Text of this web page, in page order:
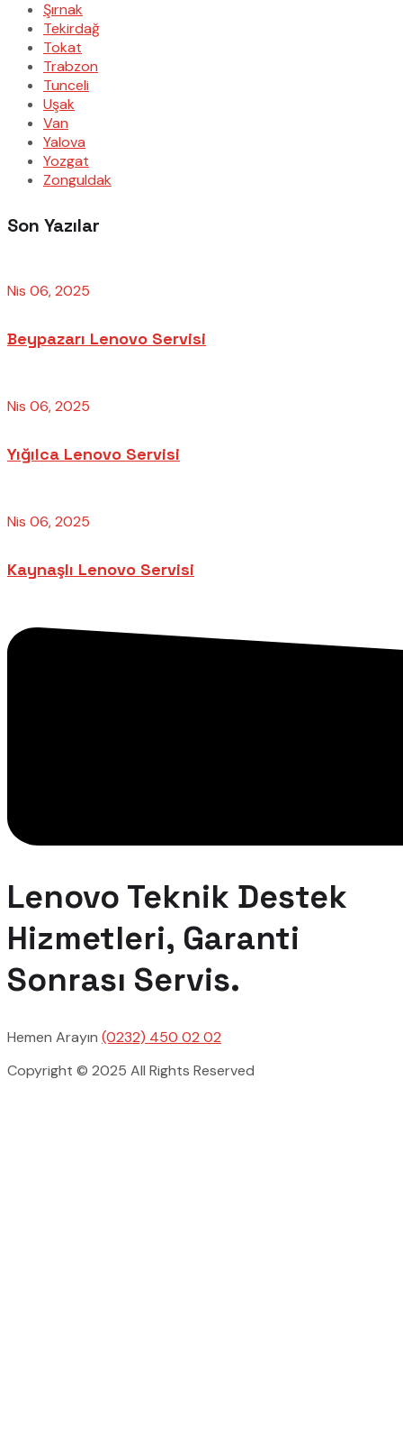
Şırnak
Tekirdağ
Tokat
Trabzon
Tunceli
Uşak
Van
Yalova
Yozgat
Zonguldak
Son Yazılar
Nis 06, 2025
Beypazarı Lenovo Servisi
Nis 06, 2025
Yığılca Lenovo Servisi
Nis 06, 2025
Kaynaşlı Lenovo Servisi
Lenovo Teknik Destek
Hizmetleri, Garanti
Sonrası Servis.
Hemen Arayın (0232) 450 02 02
Copyright © 2025 All Rights Reserved